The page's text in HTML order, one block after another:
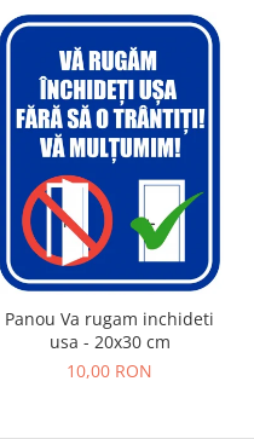
Panou Va rugam inchideti
usa - 20x30 cm
10,00 RON